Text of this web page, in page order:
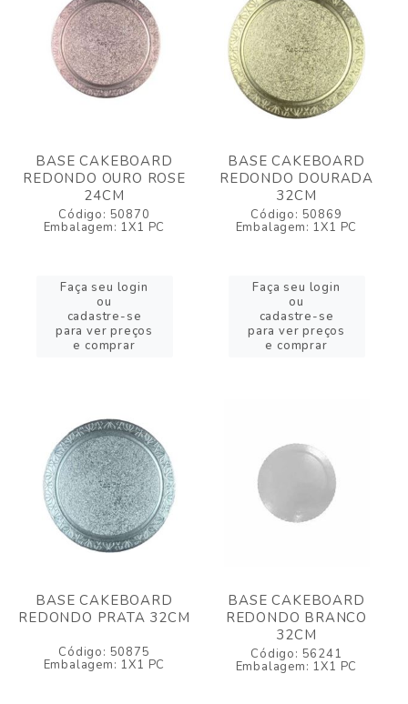
BASE CAKEBOARD
REDONDO OURO ROSE
24CM
Código: 50870
Embalagem: 1X1 PC
Faça seu login
ou
cadastre-se
para ver preços
e comprar
BASE CAKEBOARD
REDONDO DOURADA
32CM
Código: 50869
Embalagem: 1X1 PC
Faça seu login
ou
cadastre-se
para ver preços
e comprar
BASE CAKEBOARD
REDONDO PRATA 32CM
Código: 50875
Embalagem: 1X1 PC
BASE CAKEBOARD
REDONDO BRANCO
32CM
Código: 56241
Embalagem: 1X1 PC